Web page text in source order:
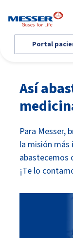
Portal
Así
Para Messer,
la misión más
abastecemos
¡Te lo